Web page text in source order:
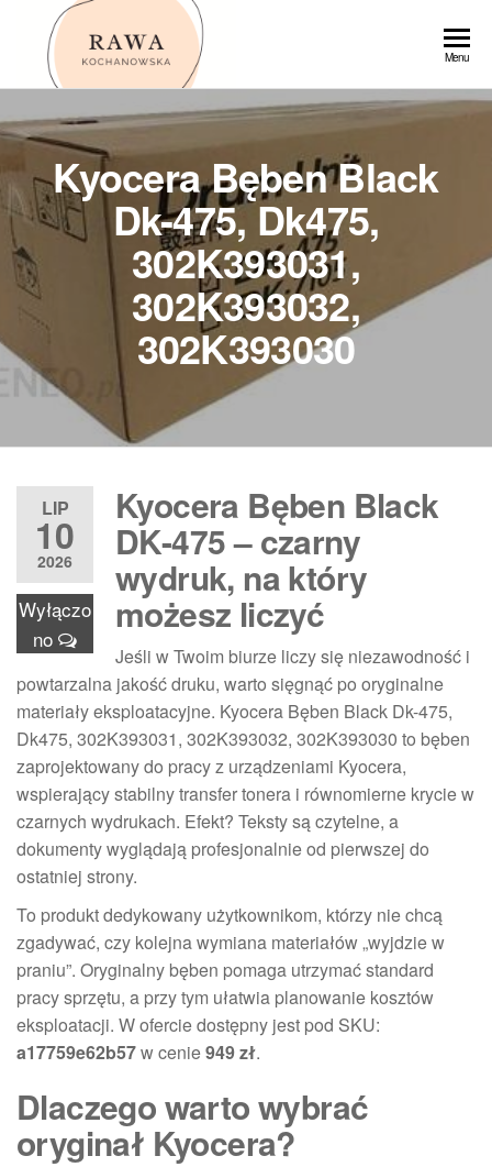
Przejdź
Menu
Kyocera Bęben Black
Dk-475, Dk475,
302K393031,
302K393032,
302K393030
LIP
10
2026
Wyłączo
no
Kyocera Bęben Black
DK-475 – czarny
wydruk, na który
możesz liczyć
Jeśli w Twoim biurze liczy się niezawodność i
powtarzalna jakość druku, warto sięgnąć po oryginalne
materiały eksploatacyjne. Kyocera Bęben Black Dk-475,
Dk475, 302K393031, 302K393032, 302K393030 to bęben
zaprojektowany do pracy z urządzeniami Kyocera,
wspierający stabilny transfer tonera i równomierne krycie w
czarnych wydrukach. Efekt? Teksty są czytelne, a
dokumenty wyglądają profesjonalnie od pierwszej do
ostatniej strony.
To produkt dedykowany użytkownikom, którzy nie chcą
zgadywać, czy kolejna wymiana materiałów „wyjdzie w
praniu”. Oryginalny bęben pomaga utrzymać standard
pracy sprzętu, a przy tym ułatwia planowanie kosztów
eksploatacji. W ofercie dostępny jest pod SKU:
a17759e62b57w cenie949 zł.
Dlaczego warto wybrać
oryginał Kyocera?